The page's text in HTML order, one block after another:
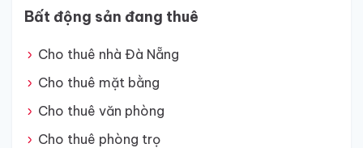
Bất động sản đang thuê
Cho thuê nhà Đà Nẵng
Cho thuê mặt bằng
Cho thuê văn phòng
Cho thuê phòng trọ